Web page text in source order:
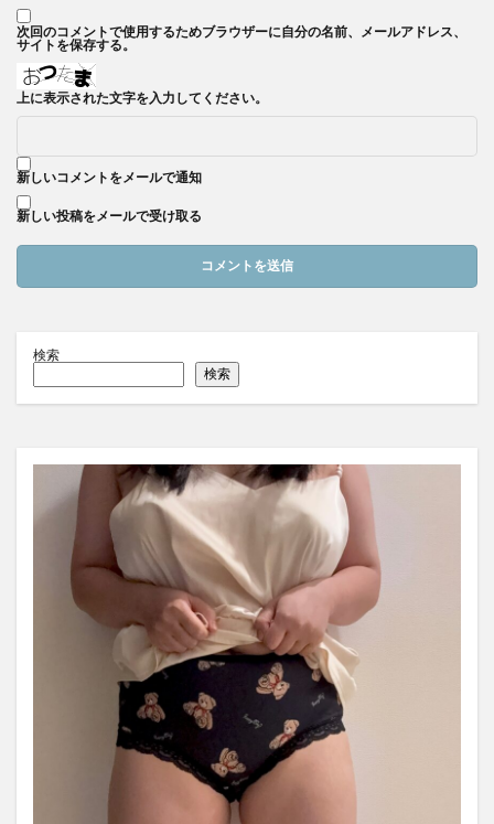
次回のコメントで使用するためブラウザーに自分の名前、メールアドレス、
サイトを保存する。
上に表示された文字を入力してください。
新しいコメントをメールで通知
新しい投稿をメールで受け取る
検索
検索